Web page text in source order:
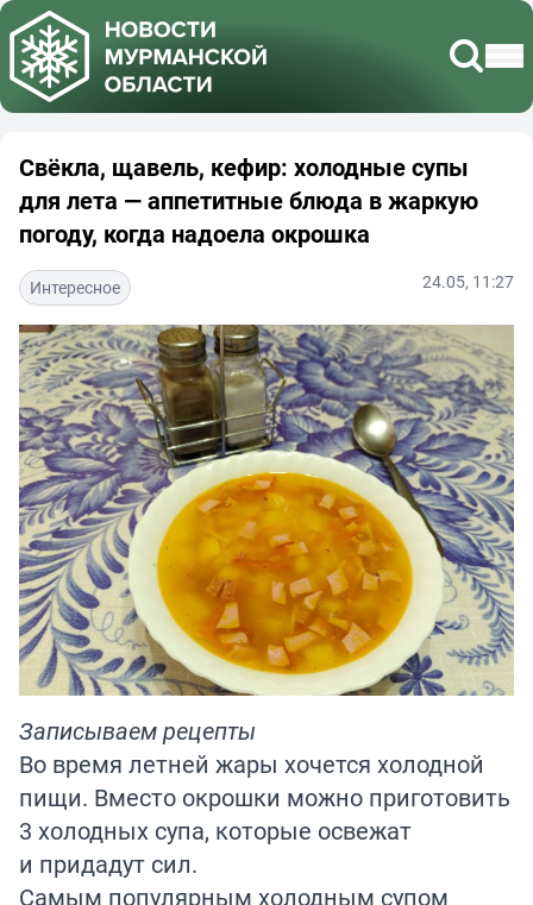
Свёкла, щавель, кефир: холодные супы
для лета — аппетитные блюда в жаркую
погоду, когда надоела окрошка
Интересное 24.05, 11:27
Записываем рецепты
Во время летней жары хочется холодной
пищи. Вместо окрошки можно приготовить
3 холодных супа, которые освежат
и придадут сил.
Самым популярным холодным супом